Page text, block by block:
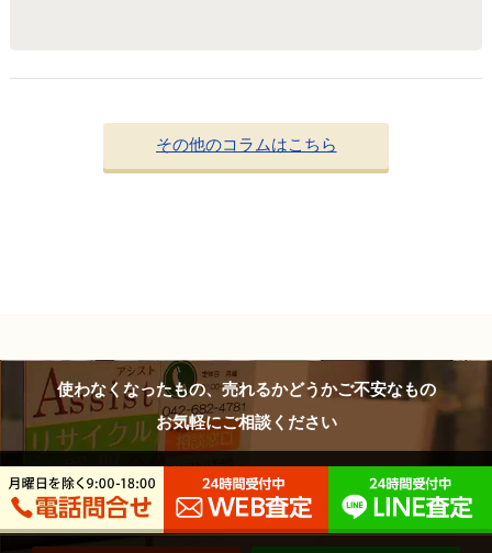
その他のコラムはこちら
使わなくなったもの、売れるかどうかご不安なもの
お気軽にご相談ください